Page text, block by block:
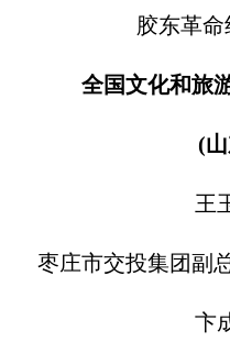
胶东革
全国文化和旅
(
王
枣庄市交投集团副
卞